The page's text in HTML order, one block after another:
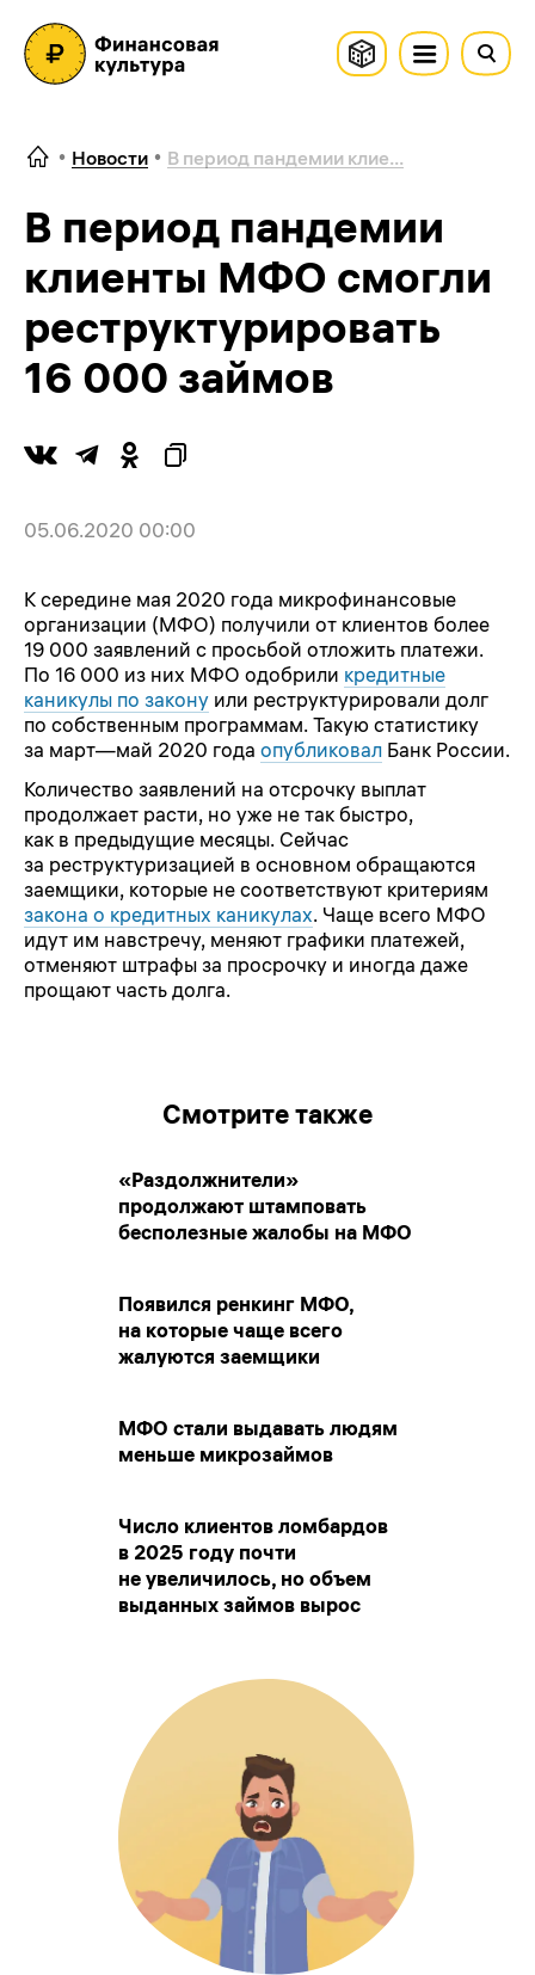
Новости В период пандемии клие...
В период пандемии
клиенты МФО смогли
реструктурировать
16 000 займов
05.06.2020 00:00
К середине мая 2020 года микрофинансовые
организации (МФО) получили от клиентов более
19 000 заявлений с просьбой отложить платежи.
По 16 000 из них МФО одобрили кредитные
каникулы по закону или реструктурировали долг
по собственным программам. Такую статистику
за март—май 2020 года опубликовал Банк России.
Количество заявлений на отсрочку выплат
продолжает расти, но уже не так быстро,
как в предыдущие месяцы. Сейчас
за реструктуризацией в основном обращаются
заемщики, которые не соответствуют критериям
закона о кредитных каникулах. Чаще всего МФО
идут им навстречу, меняют графики платежей,
отменяют штрафы за просрочку и иногда даже
прощают часть долга.
Смотрите также
«Раздолжнители»
продолжают штамповать
бесполезные жалобы на МФО
Появился ренкинг МФО,
на которые чаще всего
жалуются заемщики
МФО стали выдавать людям
меньше микрозаймов
Число клиентов ломбардов
в 2025 году почти
не увеличилось, но объем
выданных займов вырос